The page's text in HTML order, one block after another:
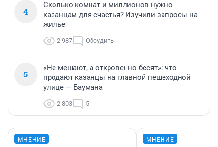
4
Сколько комнат и миллионов нужно
казанцам для счастья? Изучили запросы на
жилье
2 987 Обсудить
5
«Не мешают, а откровенно бесят»: что
продают казанцы на главной пешеходной
улице — Баумана
2 803 5
МНЕНИЕ МНЕНИЕ